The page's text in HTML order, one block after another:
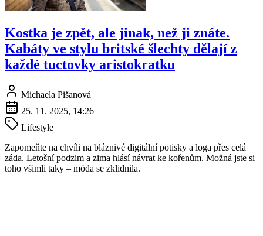
Kostka je zpět, ale jinak, než ji znáte.
Kabáty ve stylu britské šlechty dělají z
každé tuctovky aristokratku
Michaela Pišanová
25. 11. 2025, 14:26
Lifestyle
Zapomeňte na chvíli na bláznivé digitální potisky a loga přes celá
záda. Letošní podzim a zima hlásí návrat ke kořenům. Možná jste si
toho všimli taky – móda se zklidnila.